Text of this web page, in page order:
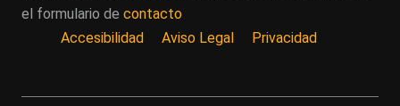
el formulario de contacto
Accesibilidad
Aviso Legal Privacidad